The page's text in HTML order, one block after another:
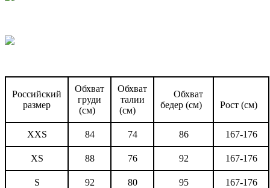
Российский
размер
Обхват
груди
(см)
Обхват
талии
(см)
Обхват
бедер (см)
Рост (см)
XXS 84 74 86 167-176
XS 88 76 92 167-176
S 92 80 95 167-176